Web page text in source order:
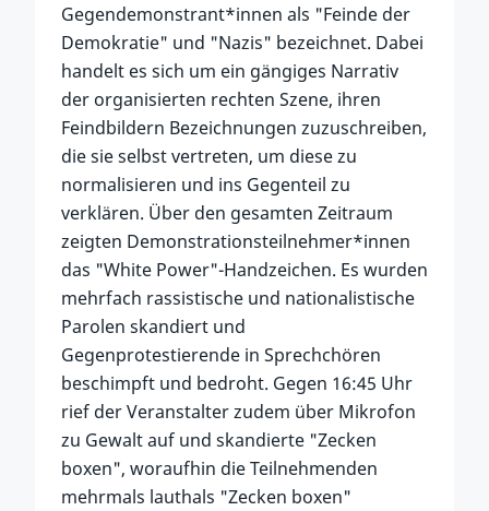
Gegendemonstrant*innen als "Feinde der
Demokratie" und "Nazis" bezeichnet. Dabei
handelt es sich um ein gängiges Narrativ
der organisierten rechten Szene, ihren
Feindbildern Bezeichnungen zuzuschreiben,
die sie selbst vertreten, um diese zu
normalisieren und ins Gegenteil zu
verklären. Über den gesamten Zeitraum
zeigten Demonstrationsteilnehmer*innen
das "White Power"-Handzeichen. Es wurden
mehrfach rassistische und nationalistische
Parolen skandiert und
Gegenprotestierende in Sprechchören
beschimpft und bedroht. Gegen 16:45 Uhr
rief der Veranstalter zudem über Mikrofon
zu Gewalt auf und skandierte "Zecken
boxen", woraufhin die Teilnehmenden
mehrmals lauthals "Zecken boxen"